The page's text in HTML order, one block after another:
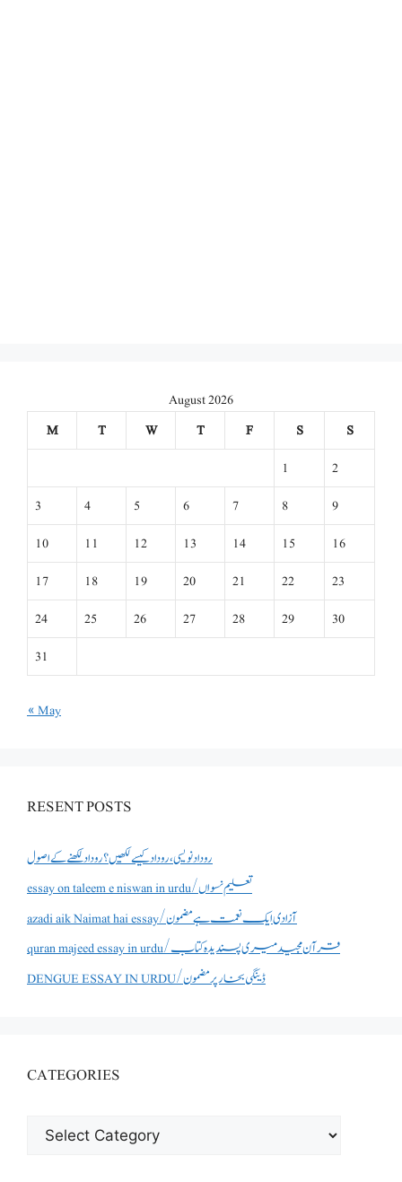
August 2026
M
T W T F S
S
1
2
3
4 5 6 7 8
9
10
11 12 13 14 15
16
17
18 19 20 21 22
23
24
25 26 27 28 29
30
31
« May
RESENT POSTS
روداد نویسی ،روداد کیسے لکھیں؟ روداد لکھنے کے اصول
essay on taleem e niswan in urdu/تعلیم نسواں
azadi aik Naimat hai essay/آزادی ایک نعمت ہے مضمون
quran majeed essay in urdu/قرآن مجید میری پسندیدہ کتاب
DENGUE ESSAY IN URDU/ڈینگی بخار پر مضمون
CATEGORIES
CATEGORIES